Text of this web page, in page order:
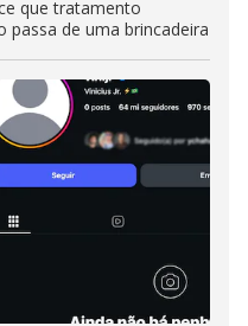
que tratamento
passa de uma brincadeira